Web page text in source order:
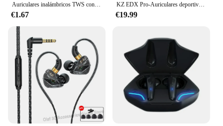
Auriculares inalámbricos TWS con Bluetooth, dispositivo de audio de baja latencia, Esport, para videojuegos, con micrófono, para Xiaomi y iPhone, 65ms
€1.67
KZ EDX Pro-Auriculares deportivos con cable para correr, audífonos estéreo con cancelación de ruido y micrófono para Gamer
€19.99